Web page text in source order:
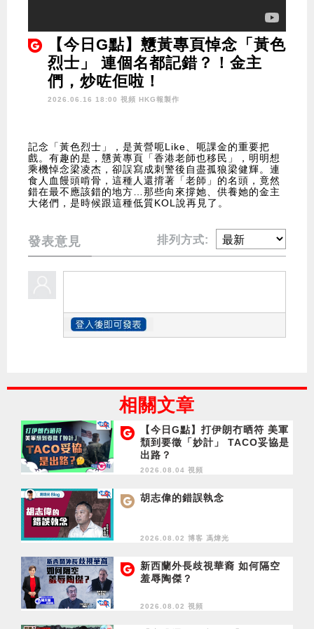
【今日G點】戇黃專頁悼念「黃色
烈士」 連個名都記錯？！金主
們，炒咗佢啦！
2026.06.16 18:00 視頻 HKG報製作
記念「黃色烈士」，是黃營呃Like、呃課金的重要把
戲。有趣的是，戇黃專頁「香港老師也移民」，明明想
乘機悼念梁凌杰，卻誤寫成刺警後自盡孤狼梁健輝。連
食人血饅頭啃骨，這種人還揹著「老師」的名頭，竟然
錯在最不應該錯的地方…那些向來撐她、供養她的金主
大佬們，是時候跟這種低質KOL說再見了。
發表意見 排列方式:
相關文章
【今日G點】打伊朗冇晒符 美軍
頹到要徵「妙計」 TACO妥協是
出路？
2026.08.04 視頻
胡志偉的錯誤執念
2026.08.02 博客 馮煒光
新西蘭外長歧視華裔 如何隔空
羞辱陶傑？
2026.08.02 視頻